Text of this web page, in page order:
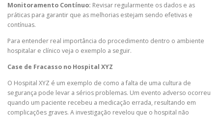
Monitoramento Contínuo: Revisar regularmente os dados e as
práticas para garantir que as melhorias estejam sendo efetivas e
contínuas.
Para entender real importância do procedimento dentro o ambiente
hospitalar e clínico veja o exemplo a seguir.
Case de Fracasso no Hospital XYZ
O Hospital XYZ é um exemplo de como a falta de uma cultura de
segurança pode levar a sérios problemas. Um evento adverso ocorreu
quando um paciente recebeu a medicação errada, resultando em
complicações graves. A investigação revelou que o hospital não